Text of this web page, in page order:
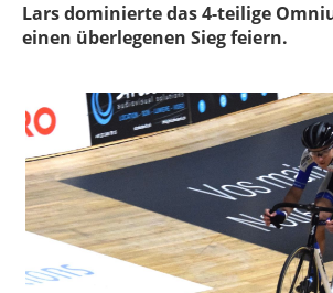
Lars dominierte das 4-teilige
einen überlegenen Sieg feiern.